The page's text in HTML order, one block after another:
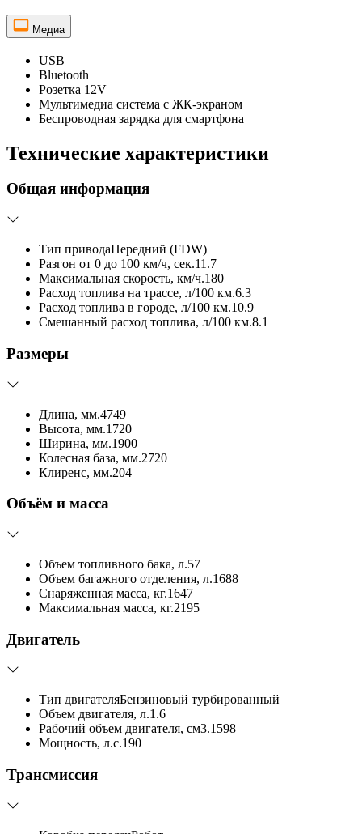
Медиа
USB
Bluetooth
Розетка 12V
Мультимедиа система с ЖК-экраном
Беспроводная зарядка для смартфона
Технические характеристики
Общая информация
Тип приводаПередний (FDW)
Разгон от 0 до 100 км/ч, сек.11.7
Максимальная скорость, км/ч.180
Расход топлива на трассе, л/100 км.6.3
Расход топлива в городе, л/100 км.10.9
Смешанный расход топлива, л/100 км.8.1
Размеры
Длина, мм.4749
Высота, мм.1720
Ширина, мм.1900
Колесная база, мм.2720
Клиренс, мм.204
Объём и масса
Объем топливного бака, л.57
Объем багажного отделения, л.1688
Снаряженная масса, кг.1647
Максимальная масса, кг.2195
Двигатель
Тип двигателяБензиновый турбированный
Объем двигателя, л.1.6
Рабочий объем двигателя, см3.1598
Мощность, л.с.190
Трансмиссия